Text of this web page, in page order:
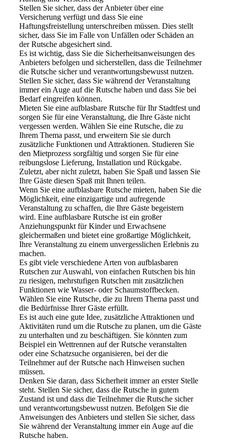
Stellen Sie sicher, dass der Anbieter über eine
Versicherung verfügt und dass Sie eine
Haftungsfreistellung unterschreiben müssen. Dies stellt
sicher, dass Sie im Falle von Unfällen oder Schäden an
der Rutsche abgesichert sind.
Es ist wichtig, dass Sie die Sicherheitsanweisungen des
Anbieters befolgen und sicherstellen, dass die Teilnehmer
die Rutsche sicher und verantwortungsbewusst nutzen.
Stellen Sie sicher, dass Sie während der Veranstaltung
immer ein Auge auf die Rutsche haben und dass Sie bei
Bedarf eingreifen können.
Mieten Sie eine aufblasbare Rutsche für Ihr Stadtfest und
sorgen Sie für eine Veranstaltung, die Ihre Gäste nicht
vergessen werden. Wählen Sie eine Rutsche, die zu
Ihrem Thema passt, und erweitern Sie sie durch
zusätzliche Funktionen und Attraktionen. Studieren Sie
den Mietprozess sorgfältig und sorgen Sie für eine
reibungslose Lieferung, Installation und Rückgabe.
Zuletzt, aber nicht zuletzt, haben Sie Spaß und lassen Sie
Ihre Gäste diesen Spaß mit Ihnen teilen.
Wenn Sie eine aufblasbare Rutsche mieten, haben Sie die
Möglichkeit, eine einzigartige und aufregende
Veranstaltung zu schaffen, die Ihre Gäste begeistern
wird. Eine aufblasbare Rutsche ist ein großer
Anziehungspunkt für Kinder und Erwachsene
gleichermaßen und bietet eine großartige Möglichkeit,
Ihre Veranstaltung zu einem unvergesslichen Erlebnis zu
machen.
Es gibt viele verschiedene Arten von aufblasbaren
Rutschen zur Auswahl, von einfachen Rutschen bis hin
zu riesigen, mehrstufigen Rutschen mit zusätzlichen
Funktionen wie Wasser- oder Schaumstoffbecken.
Wählen Sie eine Rutsche, die zu Ihrem Thema passt und
die Bedürfnisse Ihrer Gäste erfüllt.
Es ist auch eine gute Idee, zusätzliche Attraktionen und
Aktivitäten rund um die Rutsche zu planen, um die Gäste
zu unterhalten und zu beschäftigen. Sie könnten zum
Beispiel ein Wettrennen auf der Rutsche veranstalten
oder eine Schatzsuche organisieren, bei der die
Teilnehmer auf der Rutsche nach Hinweisen suchen
müssen.
Denken Sie daran, dass Sicherheit immer an erster Stelle
steht. Stellen Sie sicher, dass die Rutsche in gutem
Zustand ist und dass die Teilnehmer die Rutsche sicher
und verantwortungsbewusst nutzen. Befolgen Sie die
Anweisungen des Anbieters und stellen Sie sicher, dass
Sie während der Veranstaltung immer ein Auge auf die
Rutsche haben.